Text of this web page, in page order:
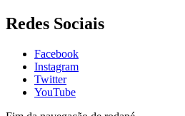
Redes Sociais
Facebook
Instagram
Twitter
YouTube